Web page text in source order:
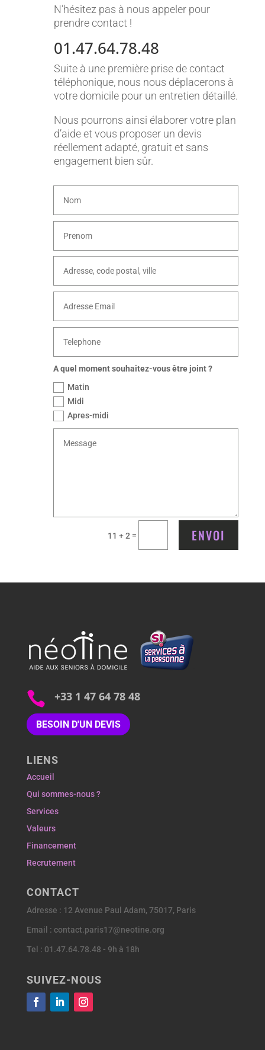
N’hésitez pas à nous appeler pour
prendre contact !
01.47.64.78.48
Suite à une première prise de contact
téléphonique, nous nous déplacerons à
votre domicile pour un entretien détaillé.
Nous pourrons ainsi élaborer votre plan
d’aide et vous proposer un devis
réellement adapté, gratuit et sans
engagement bien sûr.
A quel moment souhaitez-vous être joint ?
Matin
Midi
Apres-midi
11 + 2 = ENVOI
 +33 1 47 64 78 48
BESOIN D'UN DEVIS
LIENS
Accueil
Qui sommes-nous ?
Services
Valeurs
Financement
Recrutement
CONTACT
Adresse : 12 Avenue Paul Adam, 75017, Paris
Email : contact.paris17@neotine.org
Tel : 01.47.64.78.48 - 9h à 18h
SUIVEZ-NOUS